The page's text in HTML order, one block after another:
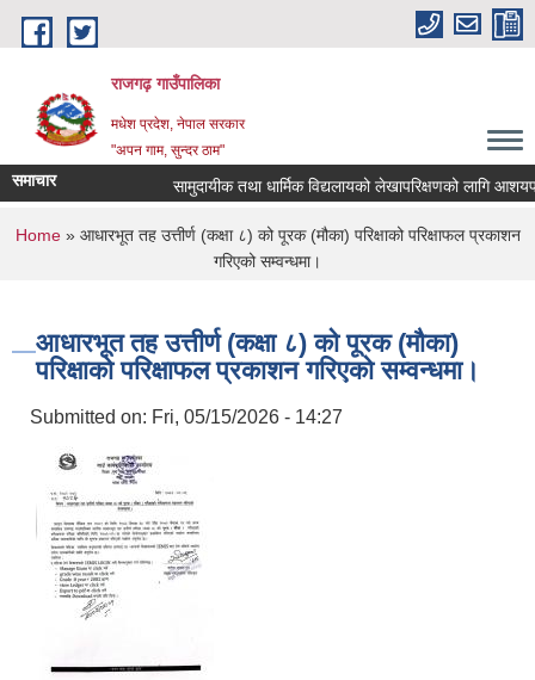
Skip to main content
राजगढ़ गाउँपालिका
मधेश प्रदेश, नेपाल सरकार
"अपन गाम, सुन्दर ठाम"
समाचार सामुदायीक तथा धार्मिक विद्यलायको लेखापरिक्षणको लागि
You are here
Home» आधारभूत तह उत्तीर्ण (कक्षा ८) को पूरक (मौका) परिक्षाको परिक्षाफल प्रकाशन
गरिएको सम्वन्धमा।
आधारभूत तह उत्तीर्ण (कक्षा ८) को पूरक (मौका)
परिक्षाको परिक्षाफल प्रकाशन गरिएको सम्वन्धमा।
Submitted on: Fri, 05/15/2026 - 14:27